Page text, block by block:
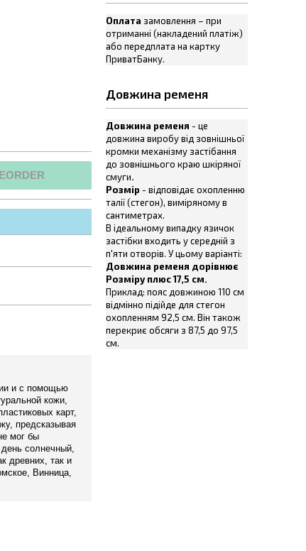
Оплата замовлення – при
отриманні (накладений платіж)
або передплата на картку
ПриватБанку.
Довжина ременя
Довжина ременя - це
довжина виробу від зовнішньої
кромки механізму застібання
до зовнішнього краю шкіряної
смуги.
Розмір - відповідає охопленню
талії (стегон), виміряному в
сантиметрах.
В ідеальному випадку язичок
застібки входить у середній з
п'яти отворів. У цьому варіанті:
Довжина ременя дорівнює
Розміру плюс 17,5 см.
Приклад: пояс довжиною 110 см
відмінно підійде для стегон
охопленням 92,5 см. Він також
перекриє обсяги з 87,5 до 97,5
см.
и с помощью
кожи,
карт,
предсказывая
мог бы
день солнечный,
древних, так и
Винница,